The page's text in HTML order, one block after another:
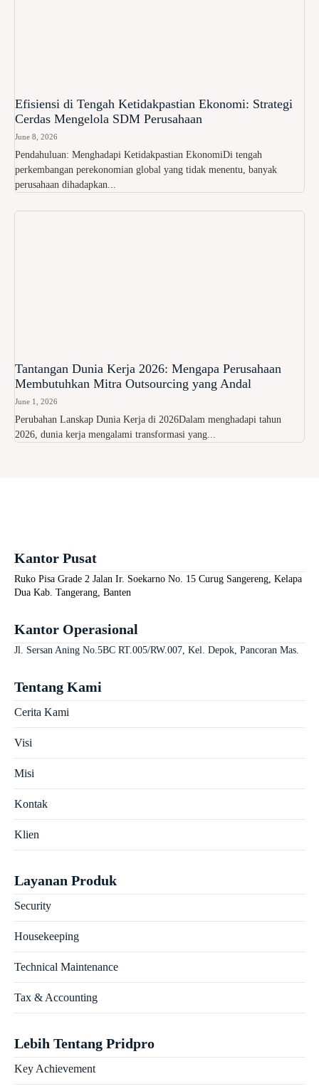
Efisiensi di Tengah Ketidakpastian Ekonomi: Strategi
Cerdas Mengelola SDM Perusahaan
June 8, 2026
Pendahuluan: Menghadapi Ketidakpastian EkonomiDi tengah
perkembangan perekonomian global yang tidak menentu, banyak
perusahaan dihadapkan...
Tantangan Dunia Kerja 2026: Mengapa Perusahaan
Membutuhkan Mitra Outsourcing yang Andal
June 1, 2026
Perubahan Lanskap Dunia Kerja di 2026Dalam menghadapi tahun
2026, dunia kerja mengalami transformasi yang...
Kantor Pusat
Ruko Pisa Grade 2 Jalan Ir. Soekarno No. 15 Curug Sangereng, Kelapa
Dua Kab. Tangerang, Banten
Kantor Operasional
Jl. Sersan Aning No.5BC RT.005/RW.007, Kel. Depok, Pancoran Mas.
Tentang Kami
Cerita Kami
Visi
Misi
Kontak
Klien
Layanan Produk
Security
Housekeeping
Technical Maintenance
Tax & Accounting
Lebih Tentang Pridpro
Key Achievement